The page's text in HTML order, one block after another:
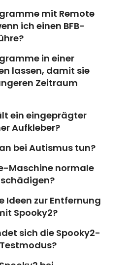
mit Remote
ich einen BFB-
in einer
lassen, damit sie
Zeitraum
ein eingeprägter
Aufkleber?
bei Autismus tun?
Maschine normale
Ideen zur Entfernung
Spooky2?
sich die Spooky2-